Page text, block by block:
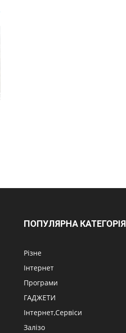
ПОПУЛЯРНА КАТЕГОРІЯ
Різне
Інтернет
Програми
ГАДЖЕТИ
Інтернет,Сервіси
Залізо